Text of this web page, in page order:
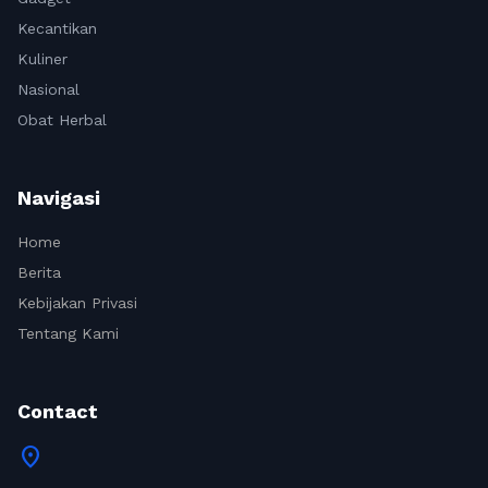
Kecantikan
Kuliner
Nasional
Obat Herbal
Navigasi
Home
Berita
Kebijakan Privasi
Tentang Kami
Contact
location_on